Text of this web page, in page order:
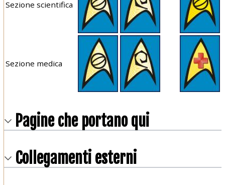
Sezione scientifica
Sezione medica
Pagine che portano qui
Collegamenti esterni